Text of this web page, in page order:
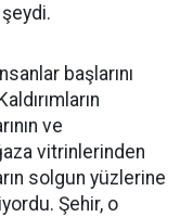
başlarını
ve
vitrinlerinden
solgun yüzlerine
Şehir, o